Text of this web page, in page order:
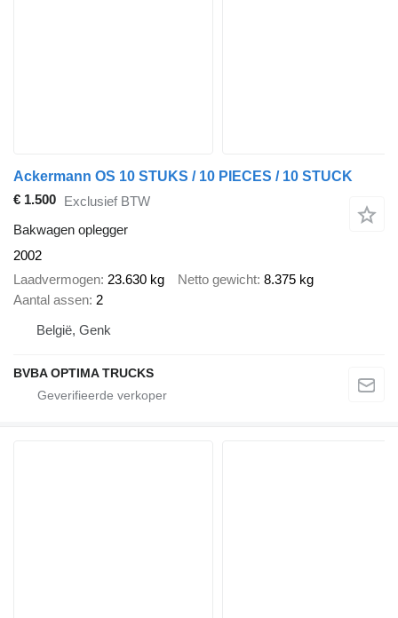
Ackermann OS 10 STUKS / 10 PIECES / 10 STUCK
€ 1.500 Exclusief BTW
Bakwagen oplegger
2002
Laadvermogen 23.630 kg Netto gewicht 8.375 kg
Aantal assen 2
België, Genk
BVBA OPTIMA TRUCKS